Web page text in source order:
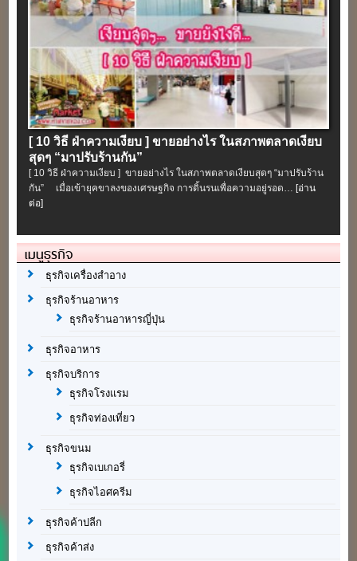
[ 10 วิธี ฝ่าความเงียบ ] ขายอย่างไร ในสภาพตลาดเงียบ
สุดๆ “มาปรับร้านกัน”
[ 10 วิธี ฝ่าความเงียบ ] ขายอย่างไร ในสภาพตลาดเงียบสุดๆ “มาปรับร้าน
กัน” เมื่อเข้ายุคขาลงของเศรษฐกิจ การดิ้นรนเพื่อความอยู่รอด…[อ่าน
ต่อ]
เมนูธุรกิจ
ธุรกิจเครื่องสำอาง
ธุรกิจร้านอาหาร
ธุรกิจร้านอาหารญี่ปุ่น
ธุรกิจอาหาร
ธุรกิจบริการ
ธุรกิจโรงแรม
ธุรกิจท่องเที่ยว
ธุรกิจขนม
ธุรกิจเบเกอรี่
ธุรกิจไอศครีม
ธุรกิจค้าปลีก
ธุรกิจค้าส่ง